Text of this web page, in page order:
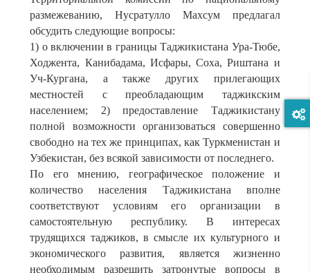
размежеванию, Нусратулло Махсум предлагал
обсудить следующие вопросы:
1) о включении в границы Таджикистана Ура-Тюбе,
Ходжента, Канибадама, Исфары, Соха, Риштана и
Уч-Кургана, а также других прилегающих
местностей с преобладающим таджикским
населением; 2) предоставление Таджикистану
полной возможности организоваться совершенно
свободно на тех же принципах, как Туркменистан и
Узбекистан, без всякой зависимости от последнего.
По его мнению, географическое положение и
количество населения Таджикистана вполне
соответствуют условиям его организации в
самостоятельную республику. В интересах
трудящихся таджиков, в смысле их культурного и
экономического развития, является жизненно
необходимым разрешить затронутые вопросы в